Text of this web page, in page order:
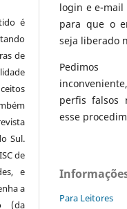
é
de
Sul.
de
e
a
(da
login e e-
para que o
seja liberado
Pedimos
perfis falsos
esse
Para Leitores